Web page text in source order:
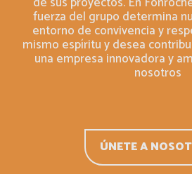
fuerza del grupo determina
entorno de convivencia y
mismo espíritu y desea
una empresa innovadora y
nosotros
ÚNETE A
Bosnia and Herzegovina
Botswana
British Indian Ocean
Brunei Darussalam